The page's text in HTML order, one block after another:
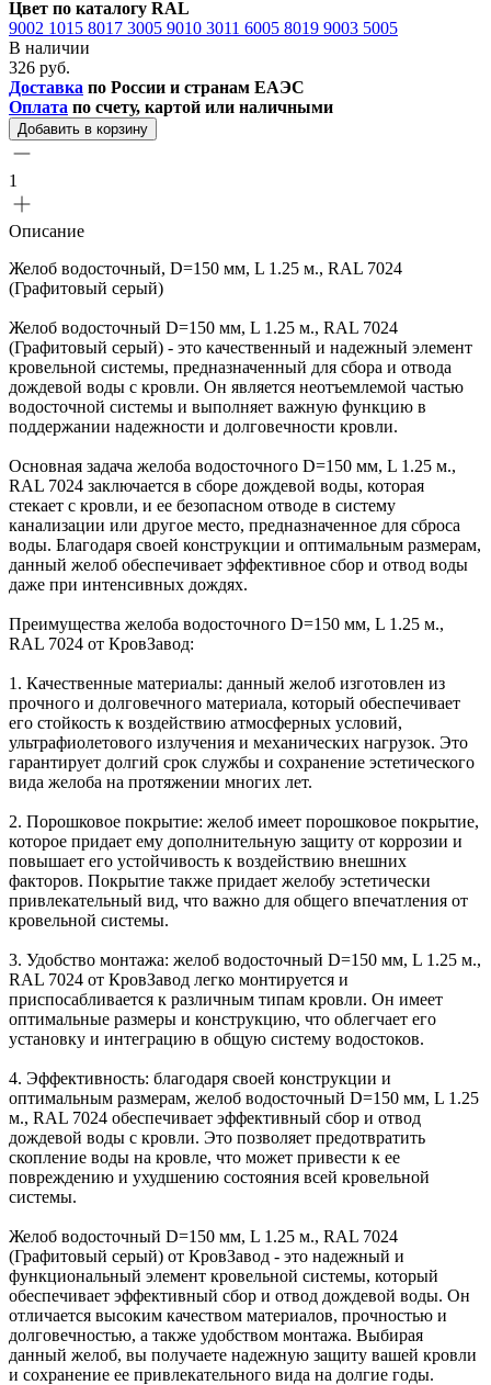
Цвет по каталогу RAL
9002 1015 8017 3005 9010 3011 6005 8019 9003 5005
В наличии
326 руб.
Доставка по России и странам ЕАЭС
Оплата по счету, картой или наличными
Добавить в корзину
1
Описание
Желоб водосточный, D=150 мм, L 1.25 м., RAL 7024
(Графитовый серый)
Желоб водосточный D=150 мм, L 1.25 м., RAL 7024
(Графитовый серый) - это качественный и надежный элемент
кровельной системы, предназначенный для сбора и отвода
дождевой воды с кровли. Он является неотъемлемой частью
водосточной системы и выполняет важную функцию в
поддержании надежности и долговечности кровли.
Основная задача желоба водосточного D=150 мм, L 1.25 м.,
RAL 7024 заключается в сборе дождевой воды, которая
стекает с кровли, и ее безопасном отводе в систему
канализации или другое место, предназначенное для сброса
воды. Благодаря своей конструкции и оптимальным размерам,
данный желоб обеспечивает эффективное сбор и отвод воды
даже при интенсивных дождях.
Преимущества желоба водосточного D=150 мм, L 1.25 м.,
RAL 7024 от КровЗавод:
1. Качественные материалы: данный желоб изготовлен из
прочного и долговечного материала, который обеспечивает
его стойкость к воздействию атмосферных условий,
ультрафиолетового излучения и механических нагрузок. Это
гарантирует долгий срок службы и сохранение эстетического
вида желоба на протяжении многих лет.
2. Порошковое покрытие: желоб имеет порошковое покрытие,
которое придает ему дополнительную защиту от коррозии и
повышает его устойчивость к воздействию внешних
факторов. Покрытие также придает желобу эстетически
привлекательный вид, что важно для общего впечатления от
кровельной системы.
3. Удобство монтажа: желоб водосточный D=150 мм, L 1.25 м.,
RAL 7024 от КровЗавод легко монтируется и
приспосабливается к различным типам кровли. Он имеет
оптимальные размеры и конструкцию, что облегчает его
установку и интеграцию в общую систему водостоков.
4. Эффективность: благодаря своей конструкции и
оптимальным размерам, желоб водосточный D=150 мм, L 1.25
м., RAL 7024 обеспечивает эффективный сбор и отвод
дождевой воды с кровли. Это позволяет предотвратить
скопление воды на кровле, что может привести к ее
повреждению и ухудшению состояния всей кровельной
системы.
Желоб водосточный D=150 мм, L 1.25 м., RAL 7024
(Графитовый серый) от КровЗавод - это надежный и
функциональный элемент кровельной системы, который
обеспечивает эффективный сбор и отвод дождевой воды. Он
отличается высоким качеством материалов, прочностью и
долговечностью, а также удобством монтажа. Выбирая
данный желоб, вы получаете надежную защиту вашей кровли
и сохранение ее привлекательного вида на долгие годы.